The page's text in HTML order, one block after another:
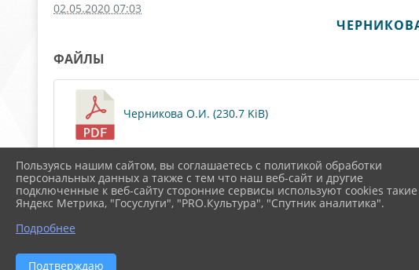
02.05.2020 07:03
ФАЙЛЫ
Черникова О.И. (230.7 KiB)
Пользуясь нашим сайтом, вы соглашаетесь с политикой обработки
персональных данных а также с тем что наш веб-сайт и другие
подключенные к веб-сайту сторонние сервисы используют cookies такие
Яндекс Метрика, "Госуслуги", "PRO.Культура", "Спутник аналитика".
Подробнее
Подтверждаю